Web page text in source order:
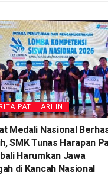
PATI HARI INI
Medali Nasional
SMK Tunas Harapan
Harumkan Jawa
di Kancah Nasional